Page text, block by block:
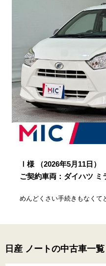
Ⅰ様
（2026年5月11日）
ご契約車両：ダイハツ ミ
めんどくさい手続きもなくて
日産 ノートの中古車一覧